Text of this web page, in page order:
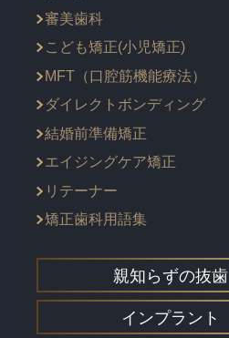
審美歯科
こども矯正(小児矯正)
MFT（口腔筋機能療法）
ダイレクトボンディング
結婚前準備矯正
エイジングケア矯正
リテーナー
矯正歯科用語集
親知らずの抜歯
インプラント